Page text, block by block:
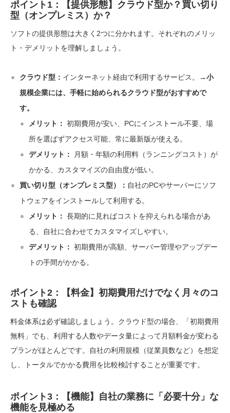
ポイント1：【提供形態】クラウド型か？買い切り
型（オンプレミス）か？
ソフトの提供形態は大きく2つに分かれます。それぞれのメリッ
ト・デメリットを理解しましょう。
クラウド型： インターネット経由で利用するサービス。
→小
規模企業には、手軽に始められるクラウド型がおすすめで
す。
メリット： 初期費用が安い、PCにインストール不要、場
所を選ばずアクセス可能、常に最新版が使える。
デメリット：
月額・年額の利用料（ランニングコスト）が
かかる、カスタマイズの自由度が低い。
買い切り型（オンプレミス型）： 自社のPCやサーバーにソフ
トウェアをインストールして利用する。
メリット： 長期的に見ればコストを抑えられる場合があ
る、自社に合わせてカスタマイズしやすい。
デメリット： 初期費用が高額、サーバー管理やアップデー
トの手間がかかる。
ポイント2：【料金】初期費用だけでなく月々のコ
ストも確認
料金体系は必ず確認しましょう。クラウド型の場合、「初期費用
無料」でも、利用する人数やデータ量によって月額料金が変わる
プランがほとんどです。自社の利用規模（従業員数など）を想定
し、トータルでかかる費用を比較検討することが重要です。
ポイント3：【機能】自社の業務に「必要十分」な
機能を見極める